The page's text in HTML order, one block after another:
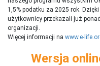
1,5% podatku za 2025 rok.
użytkownicy przekazali już
organizacji.
Więcej informacji na www.e-
Wersja